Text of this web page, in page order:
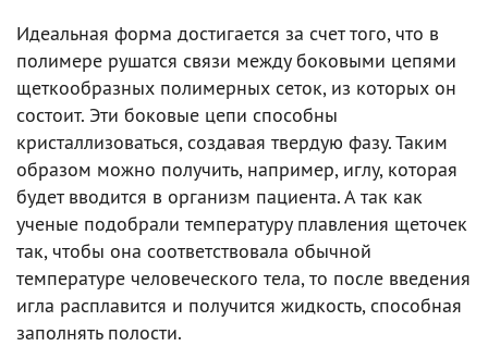
Идеальная форма достигается за счет того, что в
полимере рушатся связи между боковыми цепями
щеткообразных полимерных сеток, из которых он
состоит. Эти боковые цепи способны
кристаллизоваться, создавая твердую фазу. Таким
образом можно получить, например, иглу, которая
будет вводится в организм пациента. А так как
ученые подобрали температуру плавления щеточек
так, чтобы она соответствовала обычной
температуре человеческого тела, то после введения
игла расплавится и получится жидкость, способная
заполнять полости.